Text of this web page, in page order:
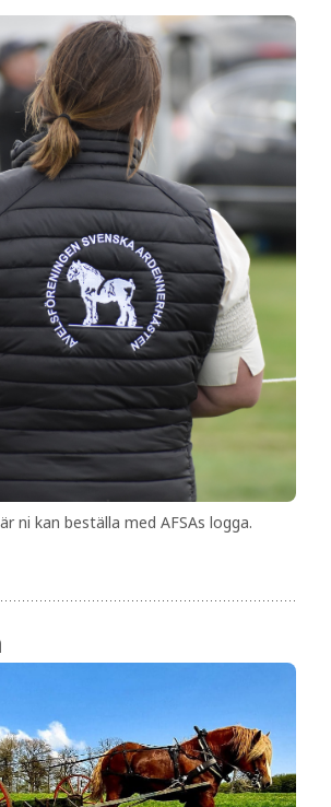
ni kan beställa med AFSAs logga.